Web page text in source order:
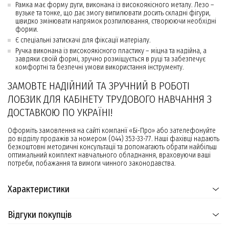
Рамка має форму дуги, виконана із високоякісного металу. Лезо –
вузьке та тонке, що дає змогу випилювати досить складні фігури,
швидко змінювати напрямок розпилювання, створюючи необхідні
форми.
Є спеціальні затискачі для фіксації матеріалу.
Ручка виконана із високоякісного пластику – міцна та надійна, а
завдяки своїй формі, зручно розміщується в руці та забезпечує
комфортні та безпечні умови використання інструменту.
ЗАМОВТЕ НАДІЙНИЙ ТА ЗРУЧНИЙ В РОБОТІ
ЛОБЗИК ДЛЯ КАБІНЕТУ ТРУДОВОГО НАВЧАННЯ З
ДОСТАВКОЮ ПО УКРАЇНІ!
Оформіть замовлення на сайті компанії «Бі-Про» або зателефонуйте
до відділу продажів за номером (044) 353-33-77. Наші фахівці надають
безкоштовні методичні консультації та допомагають обрати найбільш
оптимальний комплект навчального обладнання, враховуючи ваші
потреби, побажання та вимоги чинного законодавства.
Характеристики
Відгуки покупців